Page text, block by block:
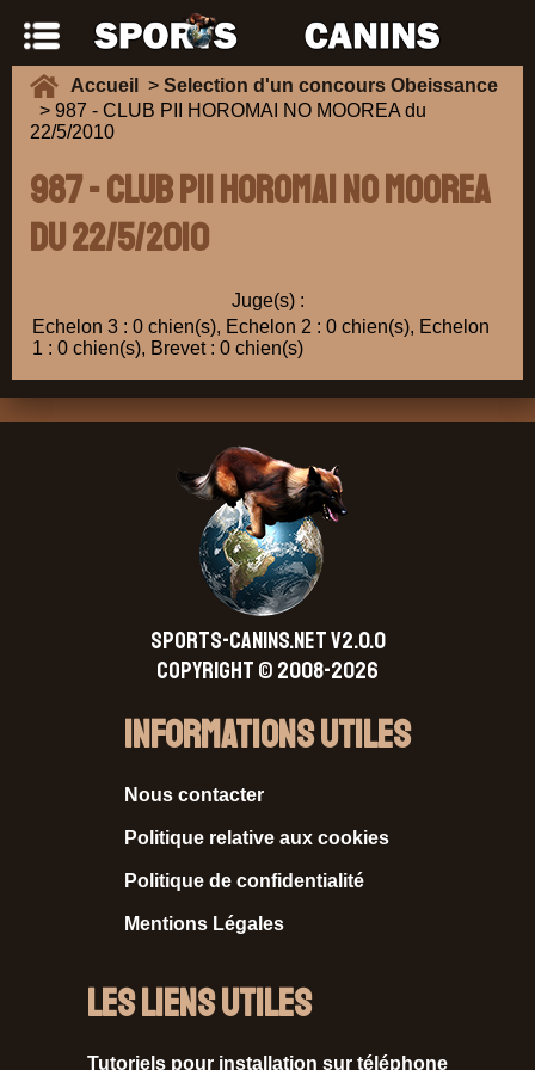
Accueil > Selection d'un concours Obeissance
> 987 - CLUB PII HOROMAI NO MOOREA du
22/5/2010
987 - CLUB PII HOROMAI NO MOOREA
du 22/5/2010
Juge(s) :
Echelon 3 : 0 chien(s), Echelon 2 : 0 chien(s), Echelon
1 : 0 chien(s), Brevet : 0 chien(s)
SPORTS-CANINS.NET V2.0.0
Copyright © 2008-2026
Informations Utiles
Nous contacter
Politique relative aux cookies
Politique de confidentialité
Mentions Légales
Les liens utiles
Tutoriels pour installation sur téléphone